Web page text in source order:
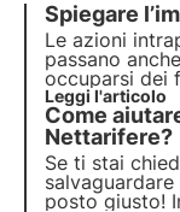
Spiegare
Le azioni
passano
occuparsi dei
troveranno ad
molto diverso
Scopriamo
farlo.
Leggi l'articolo
Come
Nettarifere?
Se ti stai
posto giusto!